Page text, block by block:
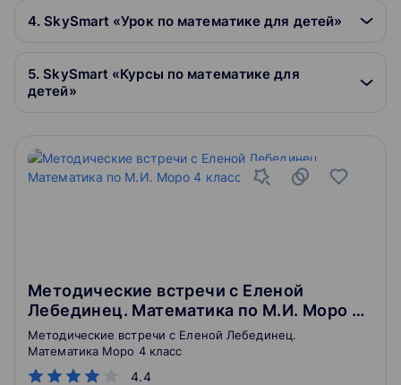
4. SkySmart «Урок по математике для детей»
5. SkySmart «Курсы по математике для
детей»
Методические встречи с Еленой
Лебединец. Математика по М.И. Моро 4
класс
4.4
Методические встречи с Еленой Лебединец.
Математика Моро 4 класс